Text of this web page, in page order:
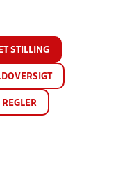
STILLING
REGLER